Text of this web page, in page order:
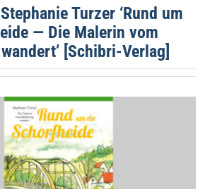
Tur­zer ‘Rund um
— Die Male­rin vom
[Schi­bri-Ver­lag]